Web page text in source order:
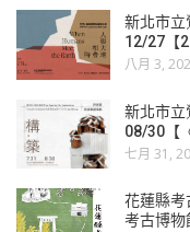
新北市
12/27【
八月 3,
新北市
08/30【
七月 31,
花蓮縣
考古博物